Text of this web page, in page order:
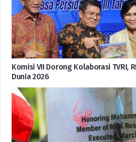
Komisi VII Dorong Kolaborasi TVRI,
Dunia 2026